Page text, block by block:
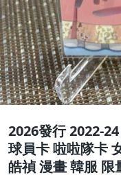
2026發行 2022-
球員卡 啦啦隊卡
皓禎 漫畫 韓服 限